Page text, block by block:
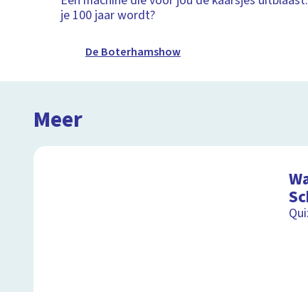
je 100 jaar wordt?
De Boterhamshow
Meer